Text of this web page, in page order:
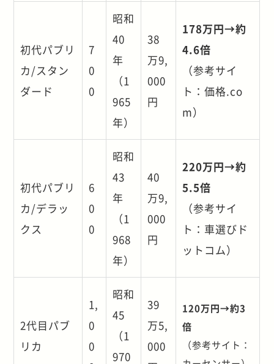
初代パブリ
カ/スタン
ダード
7
0
0
昭和
40
年
（1
965
年）
38
万9,
000
円
178万円→約
4.6倍
（参考サイ
ト：価格.co
m）
初代パブリ
カ/デラッ
クス
6
0
0
昭和
43
年
（1
968
年）
40
万9,
000
円
220万円→約
5.5倍
（参考サイ
ト：車選びド
ットコム）
2代目パブ
リカ
1,
0
0
昭和
45
（1
970
39
万5,
000
120万円→約3
倍
（参考サイト：